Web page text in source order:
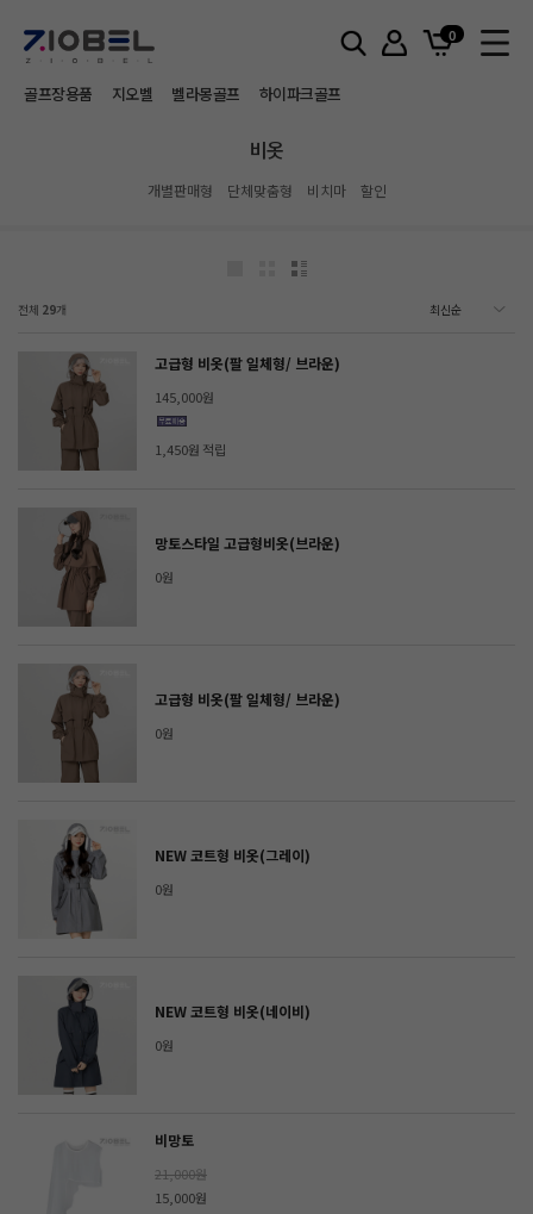
0
골프장용품 지오벨 벨라몽골프 하이파크골프
비옷
개별판매형 단체맞춤형 비치마 할인
전체 29개
고급형 비옷(팔 일체형/ 브라운)
145,000원
1,450원 적립
망토스타일 고급형비옷(브라운)
0원
고급형 비옷(팔 일체형/ 브라운)
0원
NEW 코트형 비옷(그레이)
0원
NEW 코트형 비옷(네이비)
0원
비망토
21,000원
15,000원